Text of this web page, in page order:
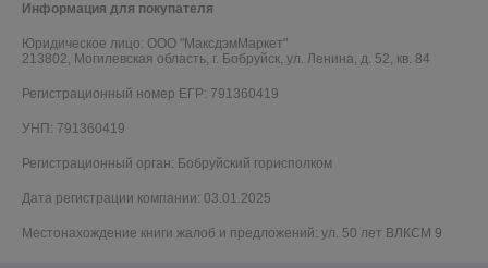
Информация для покупателя
Юридическое лицо: ООО "МаксдэмМаркет"
213802, Могилевская область, г. Бобруйск, ул. Ленина, д. 52, кв. 84
Регистрационный номер ЕГР: 791360419
УНП: 791360419
Регистрационный орган: Бобруйский горисполком
Дата регистрации компании: 03.01.2025
Местонахождение книги жалоб и предложений: ул. 50 лет ВЛКСМ 9